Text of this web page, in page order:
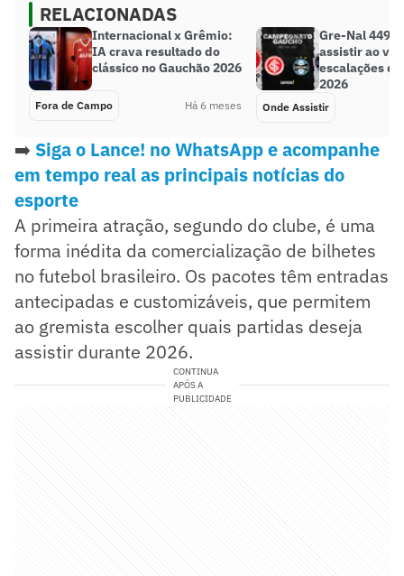
RELACIONADAS
Internacional x Grêmio:
IA crava resultado do
clássico no Gauchão 2026
Fora de Campo Há 6 meses
Gre-Nal 449:
assistir ao
escalações
2026
Onde Assistir
➡️ Siga o Lance! no WhatsApp e acompanhe
em tempo real as principais notícias do
esporte
A primeira atração, segundo do clube, é uma
forma inédita da comercialização de bilhetes
no futebol brasileiro. Os pacotes têm entradas
antecipadas e customizáveis, que permitem
ao gremista escolher quais partidas deseja
assistir durante 2026.
CONTINUA
APÓS A
PUBLICIDADE